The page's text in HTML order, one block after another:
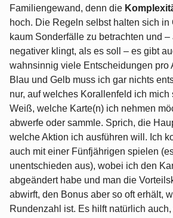
Familiengewand, denn die
hoch. Die Regeln selbst halten sich in
kaum Sonderfälle zu betrachten und
negativer klingt, als es soll – es gibt
wahnsinnig viele Entscheidungen pro
Blau und Gelb muss ich gar nichts
nur, auf welches Korallenfeld ich
Weiß, welche Karte(n) ich nehmen
abwerfe oder sammle. Sprich, die
welche Aktion ich ausführen will. Ich
auch mit einer Fünfjährigen spielen
unentschieden aus), wobei ich den
abgeändert habe und man die
abwirft, den Bonus aber so oft erhält,
Rundenzahl ist. Es hilft natürlich